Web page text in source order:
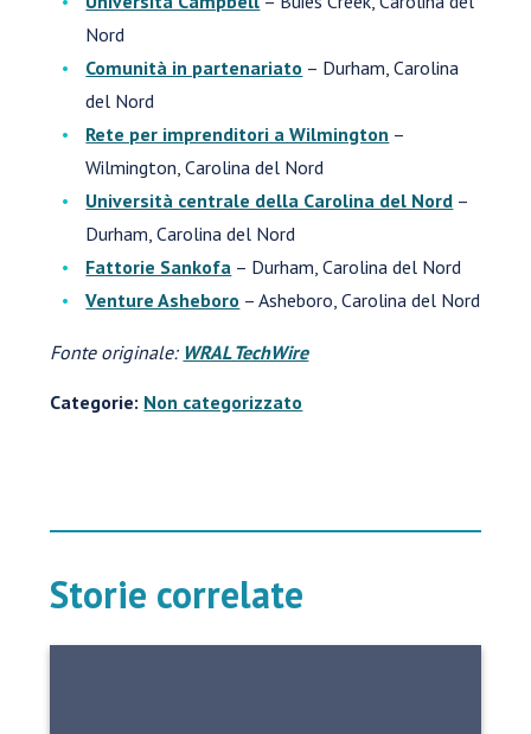
Nord
Comunità in partenariato – Durham, Carolina
del Nord
Rete per imprenditori a Wilmington –
Wilmington, Carolina del Nord
Università centrale della Carolina del Nord –
Durham, Carolina del Nord
Fattorie Sankofa – Durham, Carolina del Nord
Venture Asheboro – Asheboro, Carolina del Nord
Fonte originale: WRAL TechWire
Categorie: Non categorizzato
Storie correlate